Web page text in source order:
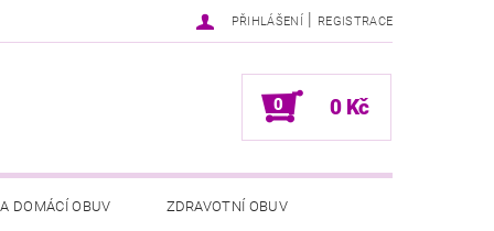
PŘIHLÁŠENÍ | REGISTRACE
0 0 Kč
DOMÁCÍ OBUV ZDRAVOTNÍ OBUV